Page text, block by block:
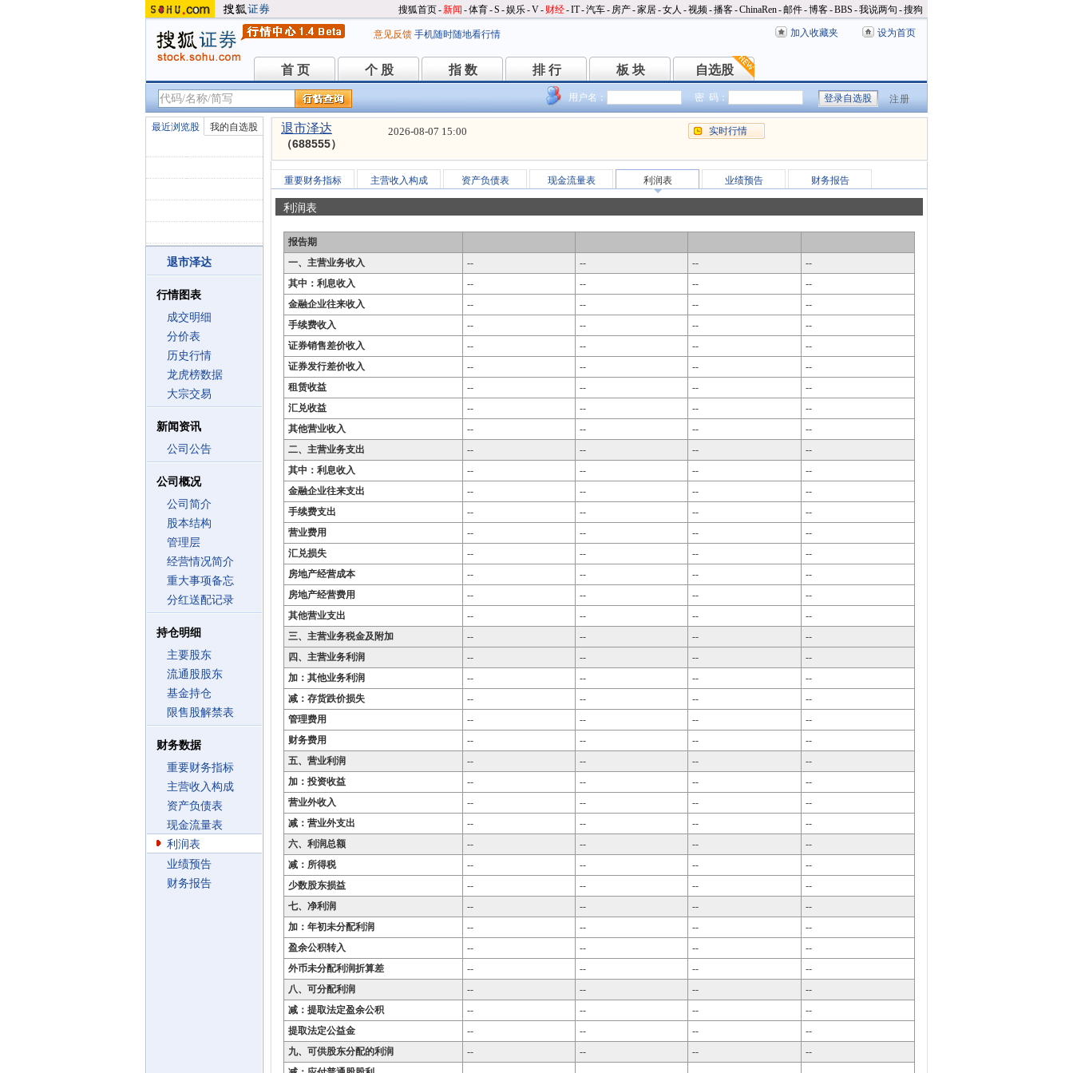
搜狐首页-新闻 -体育-S -娱乐-V- 财经-IT-汽车- 房产-家居-女人 -视频-播客-ChinaRen-邮件-博客-BBS -我说两句 -搜狗
意见反馈 手机随时随地看行情 加入收藏夹 设为首页
首 页
首 页 个 股
个 股 指 数
指 数 排 行
排 行 板 块
板 块 自选股
自选股
用户名： 密 码： 注册
最近浏览股 我的自选股
退市泽达
行情图表
成交明细
分价表
历史行情
龙虎榜数据
大宗交易
新闻资讯
公司公告
公司概况
公司简介
股本结构
管理层
经营情况简介
重大事项备忘
分红送配记录
持仓明细
主要股东
流通股股东
基金持仓
限售股解禁表
财务数据
重要财务指标
主营收入构成
资产负债表
现金流量表
利润表
业绩预告
财务报告
退市泽达
（688555）
2026-08-07 15:00 实时行情
重要财务指标 主营收入构成 资产负债表 现金流量表 利润表 业绩预告 财务报告
利润表
报告期
一、主营业务收入
-- -- --
--
其中：利息收入
-- -- --
--
金融企业往来收入
-- -- --
--
手续费收入
-- -- --
--
证券销售差价收入
-- -- --
--
证券发行差价收入
-- -- --
--
租赁收益
-- -- --
--
汇兑收益
-- -- --
--
其他营业收入
-- -- --
--
二、主营业务支出
-- -- --
--
其中：利息收入
-- -- --
--
金融企业往来支出
-- -- --
--
手续费支出
-- -- --
--
营业费用
-- -- --
--
汇兑损失
-- -- --
--
房地产经营成本
-- -- --
--
房地产经营费用
-- -- --
--
其他营业支出
-- -- --
--
三、主营业务税金及附加
-- -- --
--
四、主营业务利润
-- -- --
--
加：其他业务利润
-- -- --
--
减：存货跌价损失
-- -- --
--
管理费用
-- -- --
--
财务费用
-- -- --
--
五、营业利润
-- -- --
--
加：投资收益
-- -- --
--
营业外收入
-- -- --
--
减：营业外支出
-- -- --
--
六、利润总额
-- -- --
--
减：所得税
-- -- --
--
少数股东损益
-- -- --
--
七、净利润
-- -- --
--
加：年初未分配利润
-- -- --
--
盈余公积转入
-- -- --
--
外币未分配利润折算差
-- -- --
--
八、可分配利润
-- -- --
--
减：提取法定盈余公积
-- -- --
--
提取法定公益金
-- -- --
--
九、可供股东分配的利润
-- -- --
--